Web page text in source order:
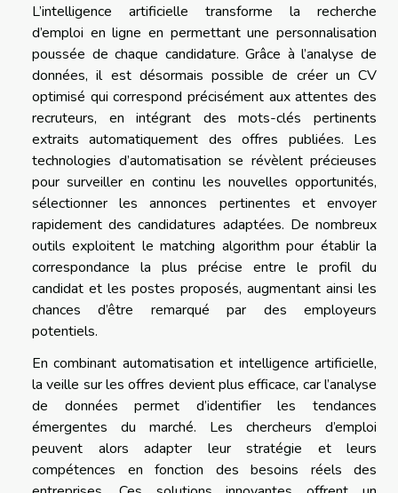
L’intelligence artificielle transforme la recherche
d’emploi en ligne en permettant une personnalisation
poussée de chaque candidature. Grâce à l’analyse de
données, il est désormais possible de créer un CV
optimisé qui correspond précisément aux attentes des
recruteurs, en intégrant des mots-clés pertinents
extraits automatiquement des offres publiées. Les
technologies d’automatisation se révèlent précieuses
pour surveiller en continu les nouvelles opportunités,
sélectionner les annonces pertinentes et envoyer
rapidement des candidatures adaptées. De nombreux
outils exploitent le matching algorithm pour établir la
correspondance la plus précise entre le profil du
candidat et les postes proposés, augmentant ainsi les
chances d’être remarqué par des employeurs
potentiels.
En combinant automatisation et intelligence artificielle,
la veille sur les offres devient plus efficace, car l’analyse
de données permet d’identifier les tendances
émergentes du marché. Les chercheurs d’emploi
peuvent alors adapter leur stratégie et leurs
compétences en fonction des besoins réels des